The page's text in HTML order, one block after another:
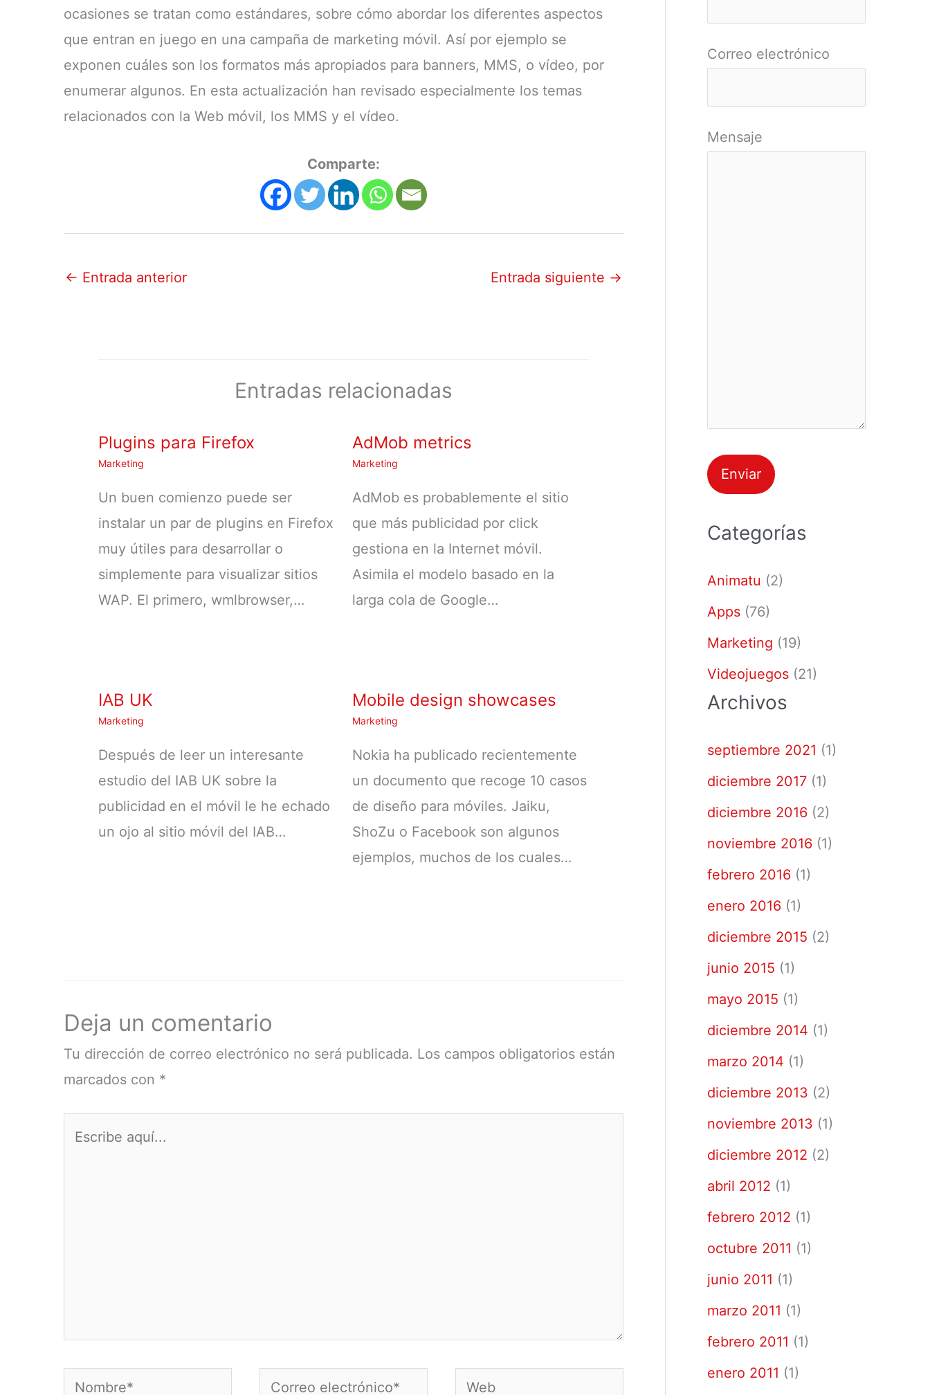
ocasiones se tratan como estándares, sobre cómo abordar los diferentes aspectos
que entran en juego en una campaña de marketing móvil. Así por ejemplo se
exponen cuáles son los formatos más apropiados para banners, MMS, o vídeo, por
enumerar algunos. En esta actualización han revisado especialmente los temas
relacionados con la Web móvil, los MMS y el vídeo.
Comparte:
← Entrada anterior Entrada siguiente →
Entradas relacionadas
Plugins para Firefox
Marketing
Un buen comienzo puede ser
instalar un par de plugins en Firefox
muy útiles para desarrollar o
simplemente para visualizar sitios
WAP. El primero, wmlbrowser,…
AdMob metrics
Marketing
AdMob es probablemente el sitio
que más publicidad por click
gestiona en la Internet móvil.
Asimila el modelo basado en la
larga cola de Google…
IAB UK
Marketing
Después de leer un interesante
estudio del IAB UK sobre la
publicidad en el móvil le he echado
un ojo al sitio móvil del IAB…
Mobile design showcases
Marketing
Nokia ha publicado recientemente
un documento que recoge 10 casos
de diseño para móviles. Jaiku,
ShoZu o Facebook son algunos
ejemplos, muchos de los cuales…
Deja un comentario
Tu dirección de correo electrónico no será publicada. Los campos obligatorios están
marcados con *
Nombre*
Correo
Web
Correo electrónico
Mensaje
Categorías
Animatu (2)
Apps (76)
Marketing (19)
Videojuegos (21)
Archivos
septiembre 2021 (1)
diciembre 2017 (1)
diciembre 2016 (2)
noviembre 2016 (1)
febrero 2016 (1)
enero 2016 (1)
diciembre 2015 (2)
junio 2015 (1)
mayo 2015 (1)
diciembre 2014 (1)
marzo 2014 (1)
diciembre 2013 (2)
noviembre 2013 (1)
diciembre 2012 (2)
abril 2012 (1)
febrero 2012 (1)
octubre 2011 (1)
junio 2011 (1)
marzo 2011 (1)
febrero 2011 (1)
enero 2011 (1)